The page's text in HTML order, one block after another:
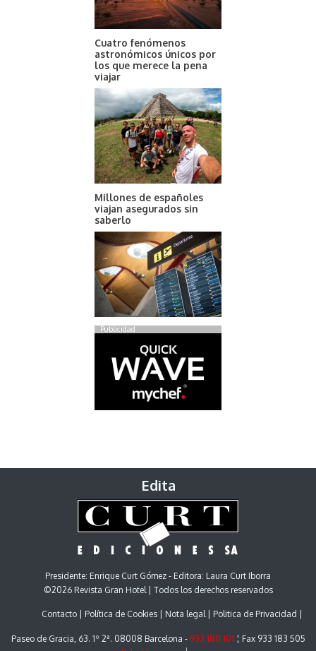
Cuatro fenómenos
astronómicos únicos por
los que merece la pena
viajar
Millones de españoles
viajan asegurados sin
saberlo
Publicidad
Edita
Presidente: Enrique Curt Gómez - Editora: Laura Curt Iborra
©2026 Revista Gran Hotel | Todos los derechos reservados
Contacto Política de Cookies Nota legal Politica de Privacidad
Paseo de Gracia, 63. 1º 2ª. 08008 Barcelona - 933 180 101 ¦ Fax 933 183 505